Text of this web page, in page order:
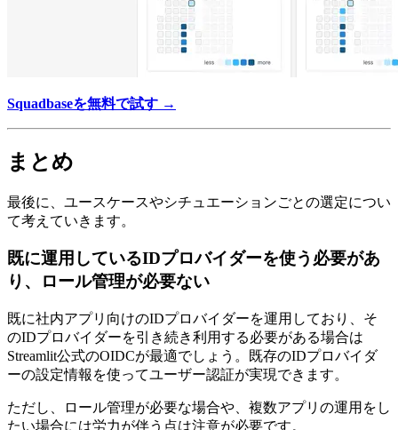
Squadbaseを無料で試す →
まとめ
最後に、ユースケースやシチュエーションごとの選定につい
て考えていきます。
既に運用しているIDプロバイダーを使う必要があ
り、ロール管理が必要ない
既に社内アプリ向けのIDプロバイダーを運用しており、そ
のIDプロバイダーを引き続き利用する必要がある場合は
Streamlit公式のOIDCが最適でしょう。既存のIDプロバイダ
ーの設定情報を使ってユーザー認証が実現できます。
ただし、ロール管理が必要な場合や、複数アプリの運用をし
たい場合には労力が伴う点は注意が必要です。